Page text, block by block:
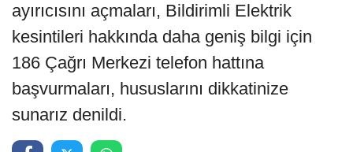
ayırıcısını açmaları, Bildirimli Elektrik
kesintileri hakkında daha geniş bilgi için
186 Çağrı Merkezi telefon hattına
başvurmaları, hususlarını dikkatinize
sunarız denildi.